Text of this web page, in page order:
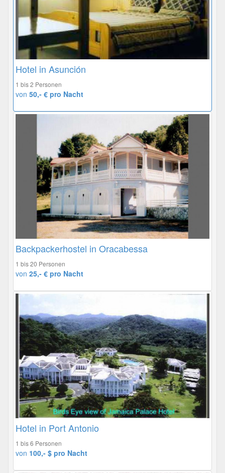
Hotel in Asunción
1 bis 2 Personen
von 50,- € pro Nacht
Backpackerhostel in Oracabessa
1 bis 20 Personen
von 25,- € pro Nacht
Hotel in Port Antonio
1 bis 6 Personen
von 100,- $ pro Nacht